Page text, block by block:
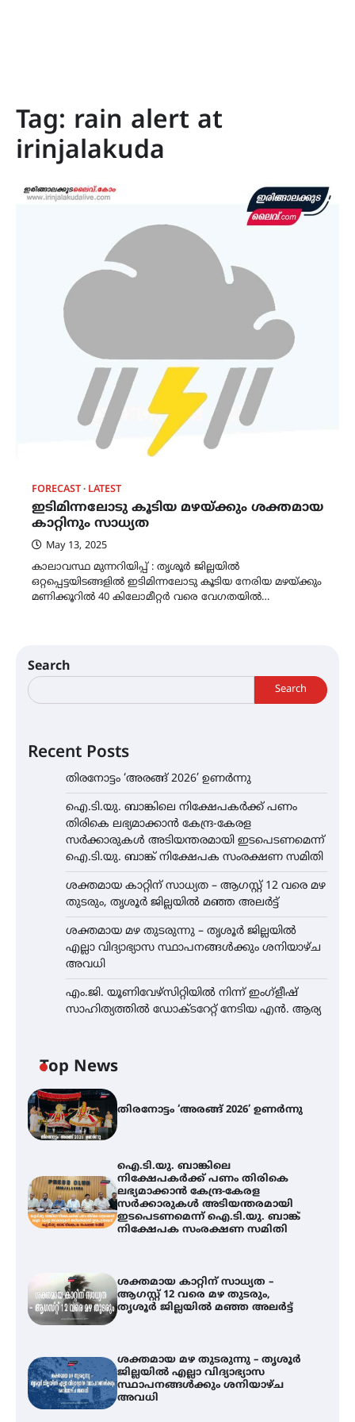
Tag: rain alert at
irinjalakuda
FORECAST LATEST
ഇടിമിന്നലോടു കൂടിയ മഴയ്ക്കും ശക്തമായ
കാറ്റിനും സാധ്യത
May 13, 2025
കാലാവസ്ഥ മുന്നറിയിപ്പ് : തൃശൂർ ജില്ലയിൽ
ഒറ്റപ്പെട്ടയിടങ്ങളിൽ ഇടിമിന്നലോടു കൂടിയ നേരിയ മഴയ്ക്കും
മണിക്കൂറിൽ 40 കിലോമീറ്റർ വരെ വേഗതയിൽ…
Search
Search
Recent Posts
തിരനോട്ടം ‘അരങ്ങ് 2026’ ഉണർന്നു
ഐ.ടി.യു. ബാങ്കിലെ നിക്ഷേപകർക്ക് പണം
തിരികെ ലഭ്യമാക്കാൻ കേന്ദ്ര-കേരള
സർക്കാരുകൾ അടിയന്തരമായി ഇടപെടണമെന്ന്
ഐ.ടി.യു. ബാങ്ക് നിക്ഷേപക സംരക്ഷണ സമിതി
ശക്തമായ കാറ്റിന് സാധ്യത – ആഗസ്റ്റ് 12 വരെ മഴ
തുടരും, തൃശൂർ ജില്ലയിൽ മഞ്ഞ അലർട്ട്
ശക്തമായ മഴ തുടരുന്നു – തൃശൂർ ജില്ലയിൽ
എല്ലാ വിദ്യാഭ്യാസ സ്ഥാപനങ്ങൾക്കും ശനിയാഴ്ച
അവധി
എം.ജി. യൂണിവേഴ്‌സിറ്റിയിൽ നിന്ന് ഇംഗ്ളീഷ്
സാഹിത്യത്തിൽ ഡോക്ടറേറ്റ് നേടിയ എൻ. ആര്യ
Top News
തിരനോട്ടം ‘അരങ്ങ് 2026’ ഉണർന്നു
ഐ.ടി.യു. ബാങ്കിലെ
നിക്ഷേപകർക്ക് പണം തിരികെ
ലഭ്യമാക്കാൻ കേന്ദ്ര-കേരള
സർക്കാരുകൾ അടിയന്തരമായി
ഇടപെടണമെന്ന് ഐ.ടി.യു. ബാങ്ക്
നിക്ഷേപക സംരക്ഷണ സമിതി
ശക്തമായ കാറ്റിന് സാധ്യത –
ആഗസ്റ്റ് 12 വരെ മഴ തുടരും,
തൃശൂർ ജില്ലയിൽ മഞ്ഞ അലർട്ട്
ശക്തമായ മഴ തുടരുന്നു – തൃശൂർ
ജില്ലയിൽ എല്ലാ വിദ്യാഭ്യാസ
സ്ഥാപനങ്ങൾക്കും ശനിയാഴ്ച
അവധി